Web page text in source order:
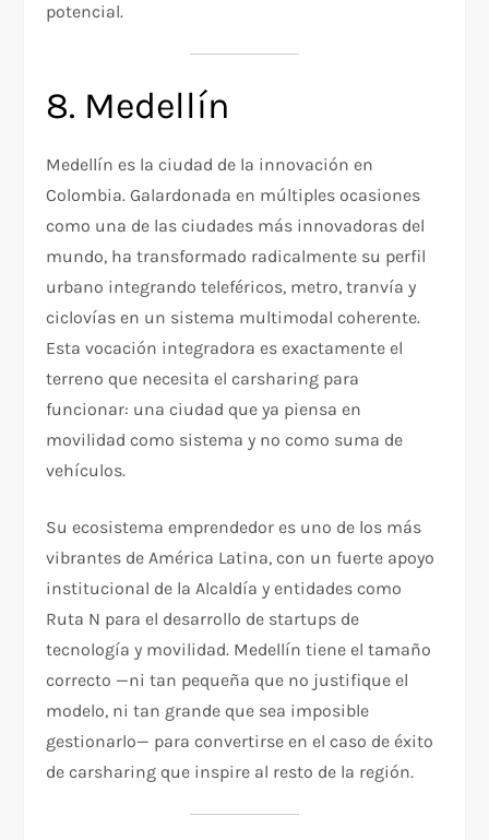
potencial.
8. Medellín
Medellín es la ciudad de la innovación en
Colombia. Galardonada en múltiples ocasiones
como una de las ciudades más innovadoras del
mundo, ha transformado radicalmente su perfil
urbano integrando teleféricos, metro, tranvía y
ciclovías en un sistema multimodal coherente.
Esta vocación integradora es exactamente el
terreno que necesita el carsharing para
funcionar: una ciudad que ya piensa en
movilidad como sistema y no como suma de
vehículos.
Su ecosistema emprendedor es uno de los más
vibrantes de América Latina, con un fuerte apoyo
institucional de la Alcaldía y entidades como
Ruta N para el desarrollo de startups de
tecnología y movilidad. Medellín tiene el tamaño
correcto —ni tan pequeña que no justifique el
modelo, ni tan grande que sea imposible
gestionarlo— para convertirse en el caso de éxito
de carsharing que inspire al resto de la región.